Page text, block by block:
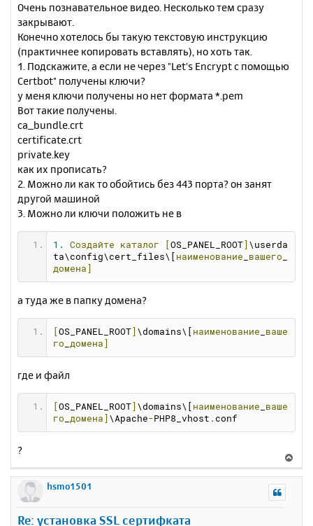
Очень познавательное видео. Несколько тем сразу
закрывают.
Конечно хотелось бы такую текстовую инструкцию
(практичнее копировать вставлять), но хоть так.
1. Подскажите, а если не через "Let's Encrypt с помощью
Certbot" получены ключи?
у меня ключи получены но нет формата *.pem
Вот такие получены.
ca_bundle.crt
certificate.crt
private.key
как их прописать?
2. Можно ли как то обойтись без 443 порта? он занят
другой машиной
3. Можно ли ключи положить не в
1. Создайте каталог OS_PANEL_ROOT \userda
ta\config\cert_files\[ наименование вашего
домена]
а туда же в папку домена?
OS_PANEL_ROOT \domains\[ наименование
ваше
го домена]
где и файл
OS_PANEL_ROOT \domains\[ наименование
ваше
го домена] \Apache-PHP8_vhost . conf
?
е
hsmo1501
Re: установка SSL сертифката